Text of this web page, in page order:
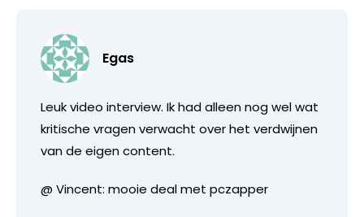
Egas
Leuk video interview. Ik had alleen nog wel wat
kritische vragen verwacht over het verdwijnen
van de eigen content.
@ Vincent: mooie deal met pczapper